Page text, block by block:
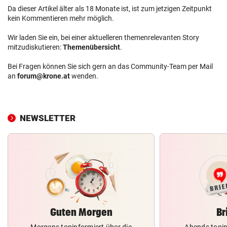
Da dieser Artikel älter als 18 Monate ist, ist zum jetzigen Zeitpunkt
kein Kommentieren mehr möglich.
Wir laden Sie ein, bei einer aktuelleren themenrelevanten Story
mitzudiskutieren:Themenübersicht.
Bei Fragen können Sie sich gern an das Community-Team per Mail
an forum@krone.atwenden.
NEWSLETTER
Guten Morgen